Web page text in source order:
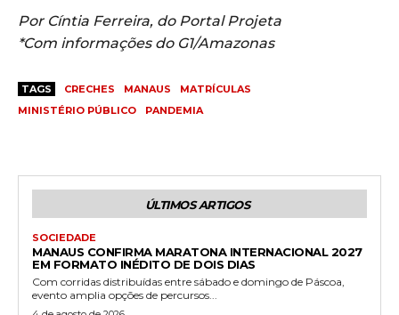
Por Cíntia Ferreira, do Portal Projeta
*Com informações do G1/Amazonas
TAGS CRECHES MANAUS
MATRÍCULAS
MINISTÉRIO PÚBLICO
PANDEMIA
ÚLTIMOS ARTIGOS
SOCIEDADE
MANAUS CONFIRMA MARATONA INTERNACIONAL 2027
EM FORMATO INÉDITO DE DOIS DIAS
Com corridas distribuídas entre sábado e domingo de Páscoa,
evento amplia opções de percursos...